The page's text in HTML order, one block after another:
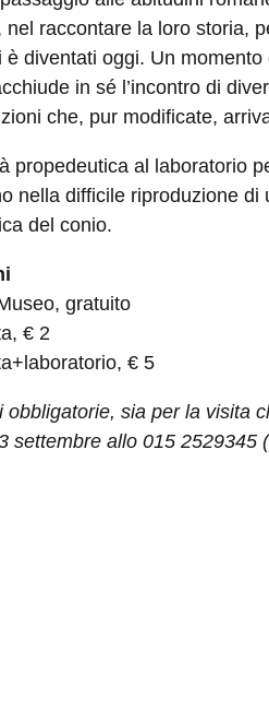
nel raccontare la loro storia,
è diventati oggi. Un
in sé l’incontro di
che, pur modificate,
propedeutica al laboratorio
nella difficile riproduzione
del conio.
gratuito
€ 2
€ 5
obbligatorie, sia per la visita
settembre allo 015 2529345